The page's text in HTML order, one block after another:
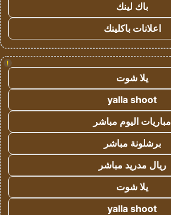
باك لينك
اعلانات باكلينك
!
يلا شوت
yalla shoot
مباريات اليوم مباشر
برشلونة مباشر
ريال مدريد مباشر
يلا شوت
yalla shoot